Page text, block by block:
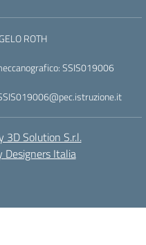
ROTH
SSIS019006
3D Solution S.r.l.
Designers Italia